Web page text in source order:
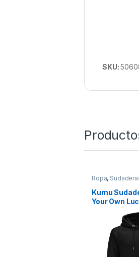
SKU:
Ropa,
Kumu
Your Own